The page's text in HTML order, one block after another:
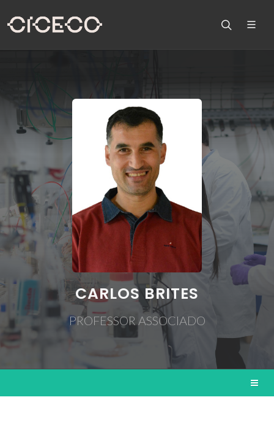
CARLOS BRITES
PROFESSOR ASSOCIADO